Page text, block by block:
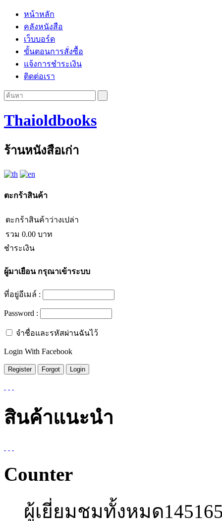
หน้าหลัก
คลังหนังสือ
เว็บบอร์ด
ขั้นตอนการสั่งซื้อ
แจ้งการชำระเงิน
ติดต่อเรา
Thaioldbooks
ร้านหนังสือเก่า
ตะกร้าสินค้า
ตะกร้าสินค้าว่างเปล่า
รวม 0.00 บาท
ชำระเงิน
ผู้มาเยือนกรุณาเข้าระบบ
ที่อยู่อีเมล์ :
Password :
จำชื่อและรหัสผ่านฉันไว้
Login With Facebook
สินค้าแนะนำ
Counter
ผู้เยี่ยมชมทั้งหมด